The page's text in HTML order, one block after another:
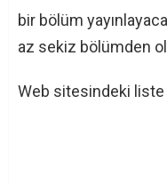
bir bölüm
az sekiz bölümden
Web sitesindeki liste